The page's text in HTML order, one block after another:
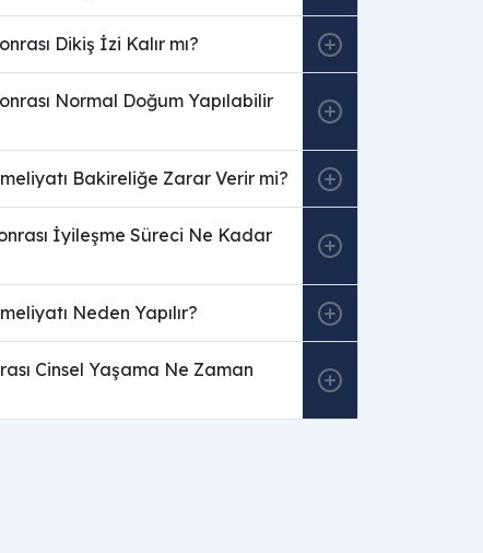
Dikiş İzi Kalır mı?
Normal Doğum Yapılabilir
Bakireliğe Zarar Verir mi?
İyileşme Süreci Ne Kadar
Neden Yapılır?
Cinsel Yaşama Ne Zaman